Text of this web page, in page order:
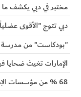
مختبر في دبي يكشف ما في
دبي تتوج "الأقوى
"بودكاست" من مدرسة
الإمارات تغيث ضحايا
68 % من مؤسسات الإمارات تستخدم أنظمة ذكية 2030